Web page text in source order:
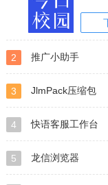
2 推广小助手
3 JlmPack压缩包
4 快语客服工作台
5 龙信浏览器